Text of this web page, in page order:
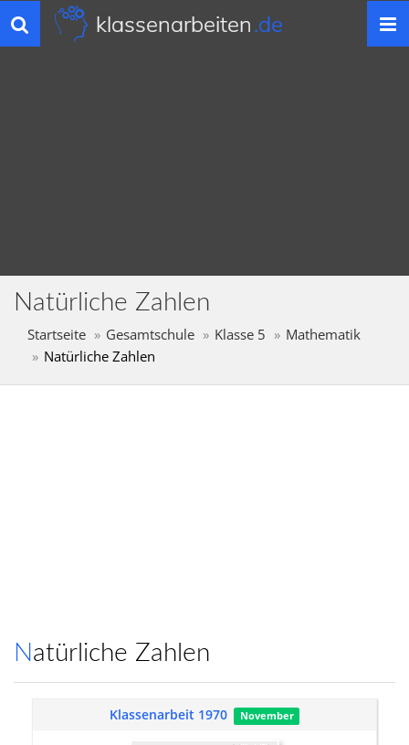
Toggle
navigation
klassenarbeiten.de
Natürliche Zahlen
Startseite Gesamtschule Klasse 5
Mathematik
Natürliche Zahlen
Natürliche Zahlen
Klassenarbeit 1970 November